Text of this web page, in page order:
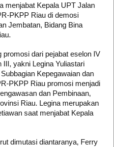
menjabat Kepala UPT Jalan
PKPP Riau di demosi
Jembatan, Bidang Bina
promosi dari pejabat eselon IV
III, yakni Legina Yuliastari
Kepegawaian dan
PKPP Riau promosi menjadi
dan Pembinaan,
Riau. Legina merupakan
saat menjabat Kepala
dimutasi diantaranya, Ferry